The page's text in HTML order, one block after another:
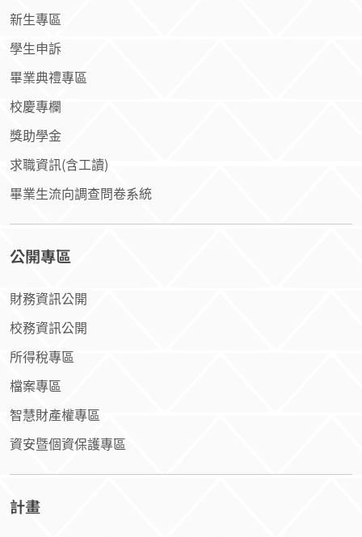
新生專區
學生申訴
畢業典禮專區
校慶專欄
獎助學金
求職資訊(含工讀)
畢業生流向調查問卷系統
公開專區
財務資訊公開
校務資訊公開
所得稅專區
檔案專區
智慧財產權專區
資安暨個資保護專區
計畫